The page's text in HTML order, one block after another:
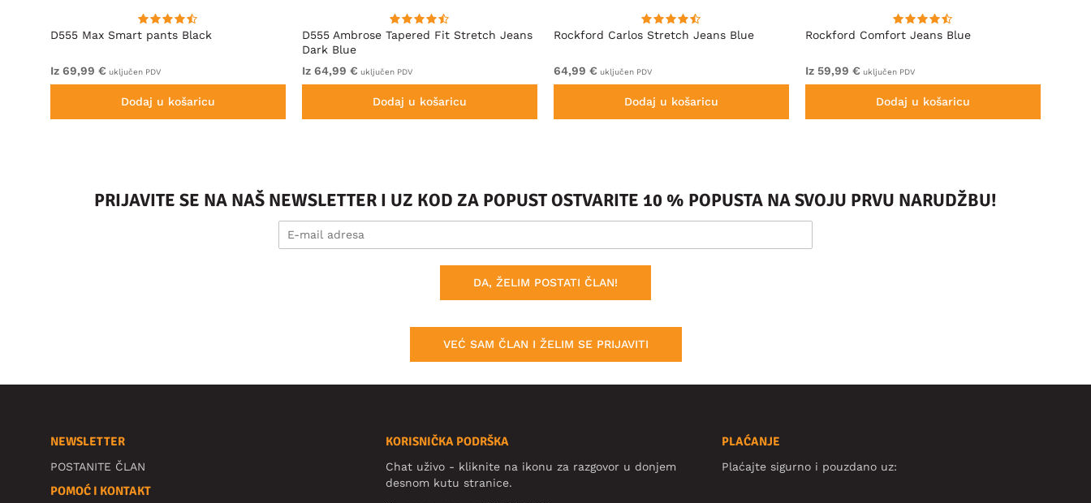
D555 Max Smart pants Black
Iz 69,99 € uključen PDV
Dodaj u košaricu
D555 Ambrose Tapered Fit Stretch Jeans
Dark Blue
Iz 64,99 € uključen PDV
Dodaj u košaricu
Rockford Carlos Stretch Jeans Blue
64,99 € uključen PDV
Dodaj u košaricu
Rockford Comfort Jeans Blue
Iz 59,99 € uključen PDV
Dodaj u košaricu
PRIJAVITE SE NA NAŠ NEWSLETTER I UZ KOD ZA POPUST OSTVARITE 10 % POPUSTA NA SVOJU PRVU NARUDŽBU!
DA, ŽELIM POSTATI ČLAN!
VEĆ SAM ČLAN I ŽELIM SE PRIJAVITI
NEWSLETTER
POSTANITE ČLAN
POMOĆ I KONTAKT
KORISNIČKA PODRŠKA
Chat uživo - kliknite na ikonu za razgovor u donjem
desnom kutu stranice.
PLAĆANJE
Plaćajte sigurno i pouzdano uz: